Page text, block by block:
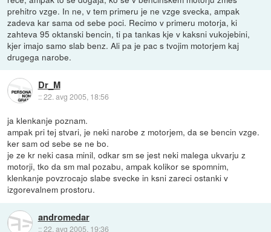
prehitro vzge. In ne, v tem primeru je ne vzge svecka, ampak
zadeva kar sama od sebe poci. Recimo v primeru motorja, ki
zahteva 95 oktanski bencin, ti pa tankas kje v kaksni vukojebini,
kjer imajo samo slab benz. Ali pa je pac s tvojim motorjem kaj
drugega narobe.
Dr_M
::22. avg 2005, 18:56
ja klenkanje poznam.
ampak pri tej stvari, je neki narobe z motorjem, da se bencin vzge.
ker sam od sebe se ne bo.
je ze kr neki casa minil, odkar sm se jest neki malega ukvarju z
motorji, tko da sm mal pozabu, ampak kolikor se spomnim,
klenkanje povzrocajo slabe svecke in ksni zareci ostanki v
izgorevalnem prostoru.
andromedar
::22. avg 2005, 19:36